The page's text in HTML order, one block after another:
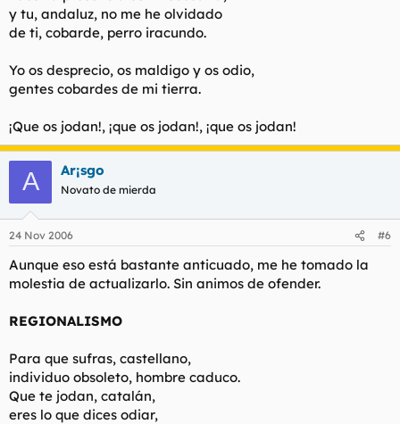
y tu, andaluz, no me he olvidado
de ti, cobarde, perro iracundo.
Yo os desprecio, os maldigo y os odio,
gentes cobardes de mi tierra.
¡Que os jodan!, ¡que os jodan!, ¡que os jodan!
A Ar¡sgo
Novato de mierda
24 Nov 2006 #6
Aunque eso está bastante anticuado, me he tomado la
molestia de actualizarlo. Sin animos de ofender.
REGIONALISMO
Para que sufras, castellano,
individuo obsoleto, hombre caduco.
Que te jodan, catalán,
eres lo que dices odiar,